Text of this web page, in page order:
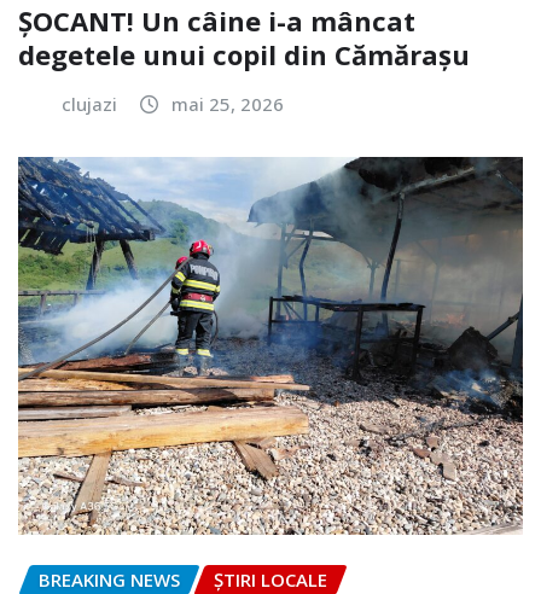
ȘOCANT! Un câine i-a mâncat
degetele unui copil din Cămărașu
clujazi mai 25, 2026
BREAKING NEWS ȘTIRI LOCALE